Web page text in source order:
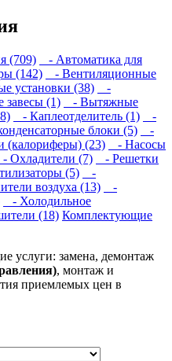
(709)
- Автоматика для
(142)
- Вентиляционные
установки (38)
-
(1)
- Вытяжные
- Каплеотделитель (1)
-
блоки (5)
-
(калориферы) (23)
- Насосы
- Охладители (7)
- Решетки
(5)
-
воздуха (13)
-
- Холодильное
(18) Комплектующие
услуги: замена, демонтаж
, монтаж и
приемлемых цен в